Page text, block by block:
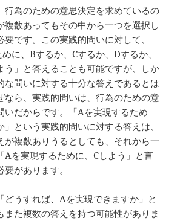
為のための意思決定を求めているの
複数あってもその中から一つを選択し
です。この実践的問いに対して、
めに、Bするか、Cするか、Dするか、
う」と答えることも可能ですが、しか
な問いに対する十分な答えであるとは
なら、実践的問いは、行為のための意
いだからです。「Aを実現するため
という実践的問いに対する答えは、
が複数ありうるとしても、それから一
Aを実現するために、Cしよう」と言
があります。
うすれば、Aを実現できますか」と
また複数の答えを持つ可能性がありま